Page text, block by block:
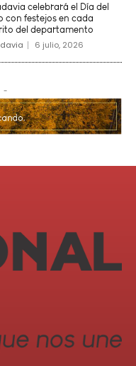
celebrará el Día del
con festejos en cada
del departamento
6 julio, 2026
-